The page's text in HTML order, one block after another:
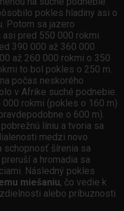
pokles hladiny asi o
Potom sa jazero
pred 550 000 rokmi.
390 000 až 360 000
až 260 000 rokmi o 350
to bol pokles o 250 m.
počas neskorého
v Afrike suché podnebie.
rokmi (pokles o 160 m)
o 600 m).
líniu a tvoria sa
medzi novo
schopnosť šírenia sa
a hromadia sa
Následný pokles
miešaniu, čo vedie k
alebo príbuznosti